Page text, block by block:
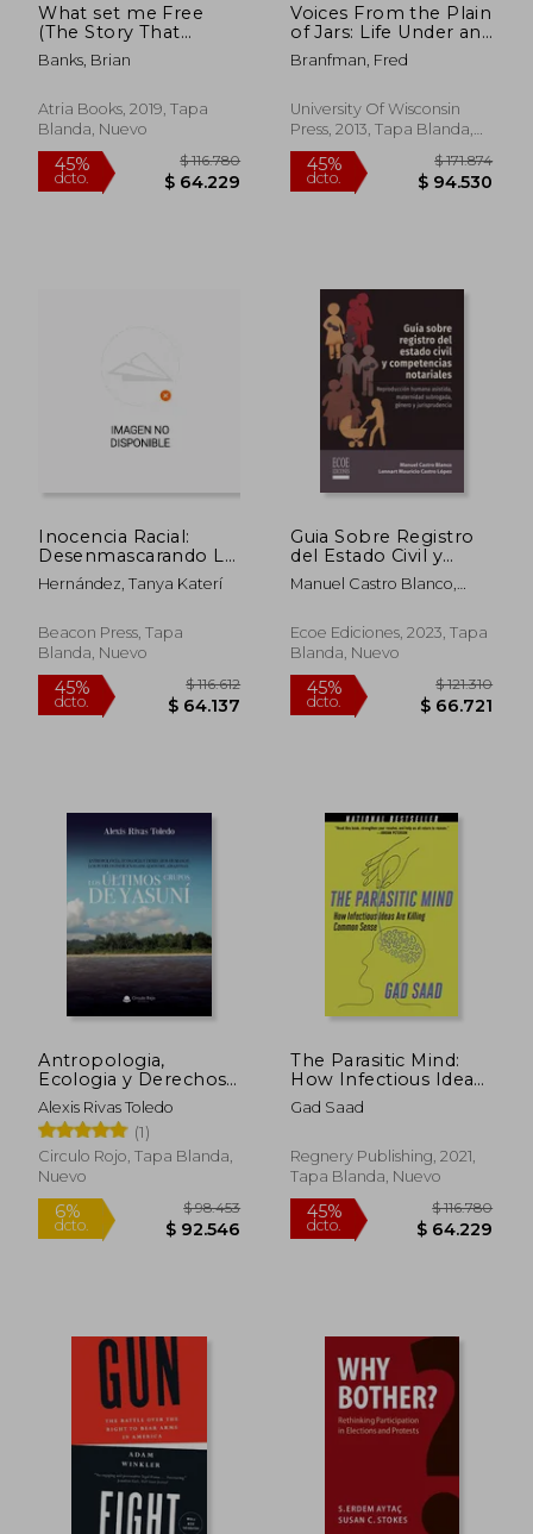
What set me Free
(The Story That
Inspired the Major
Motion Picture Brian
of Wrongful
Conviction, a Dream
Redeemed (en
Inglés)
Banks, Brian
Atria Books, 2019, Tapa
Blanda, Nuevo
Voices From the Plain
of Jars: Life Under an
air war (New
Perspectives in se
Inglés)
Branfman, Fred
University Of Wisconsin
Press, 2013, Tapa Blanda,
Nuevo
45%
dcto.
Inocencia Racial:
Desenmascarando La
Antinegritud de Los
Latinos Y La Lucha
Hernández, Tanya Katerí
Beacon Press, Tapa
Blanda, Nuevo
dcto.
Guia Sobre Registro
del Estado Civil y
Competencias
Notariales
Manuel Castro Blanco,
Lopez
Ecoe Ediciones, 2023, Tapa
Blanda, Nuevo
45%
dcto.
Antropologia,
Ecologia y Derechos
Humanos. Los
Pueblos Indigenas a
Islados del Amazonas.
Los Ultimos Grupos
de Yasuni.
Alexis Rivas Toledo
(1)
Circulo Rojo, Tapa Blanda,
Nuevo
The Parasitic Mind:
How Infectious Ideas
are Killing Common
Sense (en Inglés)
Gad Saad
Regnery Publishing, 2021,
Tapa Blanda, Nuevo